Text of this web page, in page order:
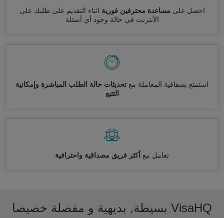
احصل على مساعدة محترفين فورية اثناء التقديم على طلبك على
الأنترنت في حالة وجود أي أسئلة
استمتع بشفافية المعاملة مع تحديثات حالة الطلب المباشرة وإمكانية
التتبع
تعامل مع أكثر فريق مصداقية واحترافية
VisaHQ بسيطة, بديهية و مفصلة خصيصا